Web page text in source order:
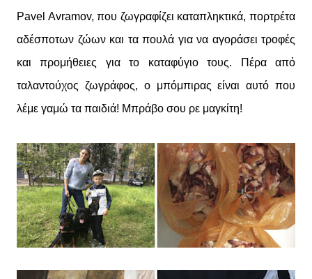
Pavel Avramov, που ζωγραφίζει καταπληκτικά, πορτρέτα
αδέσποτων ζώων και τα πουλά για να αγοράσει τροφές
και προμήθειες για το καταφύγιο τους. Πέρα από
ταλαντούχος ζωγράφος, ο μπόμπιρας είναι αυτό που
λέμε γαμώ τα παιδιά! Μπράβο σου ρε μαγκίτη!